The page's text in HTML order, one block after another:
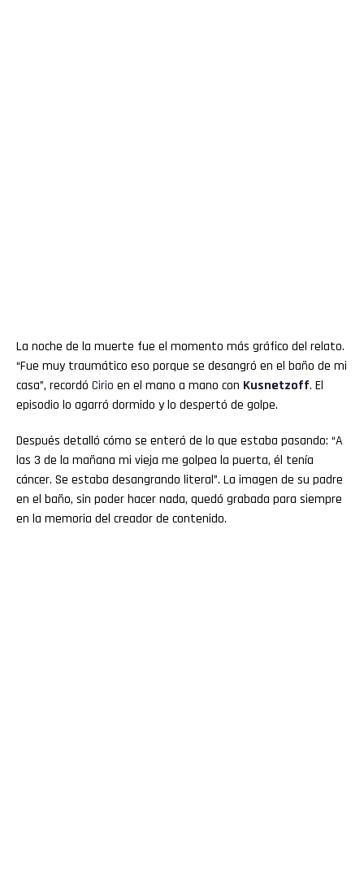
La noche de la muerte fue el momento más gráfico del relato.
“Fue muy traumático eso porque se desangró en el baño de mi
casa”, recordó Cirio en el mano a mano con Kusnetzoff. El
episodio lo agarró dormido y lo despertó de golpe.
Después detalló cómo se enteró de lo que estaba pasando: “A
las 3 de la mañana mi vieja me golpea la puerta, él tenía
cáncer. Se estaba desangrando literal”. La imagen de su padre
en el baño, sin poder hacer nada, quedó grabada para siempre
en la memoria del creador de contenido.